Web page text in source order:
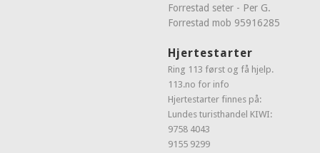
Forrestad seter - Per G.
Forrestad mob 95916285
Hjertestarter
Ring 113 først og få hjelp.
113.no for info
Hjertestarter finnes på:
Lundes turisthandel KIWI:
9758 4043
9155 9299